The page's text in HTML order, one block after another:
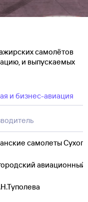
самолётов
и выпускаемых
и бизнес-авиация
самолеты Сухого
авиационный